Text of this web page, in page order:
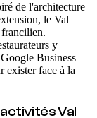
de l'architecture
le Val
y
Business
exister face à la
Val